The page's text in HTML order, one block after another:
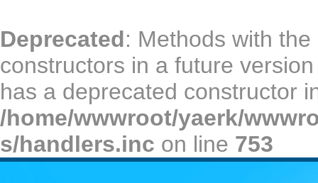
Deprecated: Methods with
constructors in a future
has a deprecated constructor
/home/wwwroot/yaerk/
s/handlers.inc on line 753